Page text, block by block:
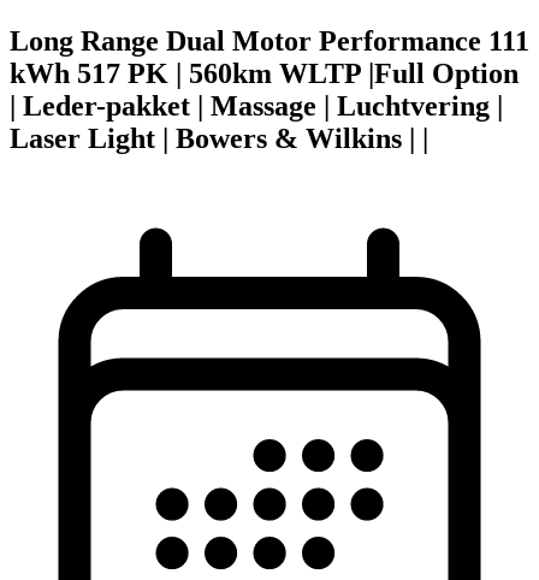
Long Range Dual Motor Performance 111
kWh 517 PK | 560km WLTP |Full Option
| Leder-pakket | Massage | Luchtvering |
Laser Light | Bowers & Wilkins | |